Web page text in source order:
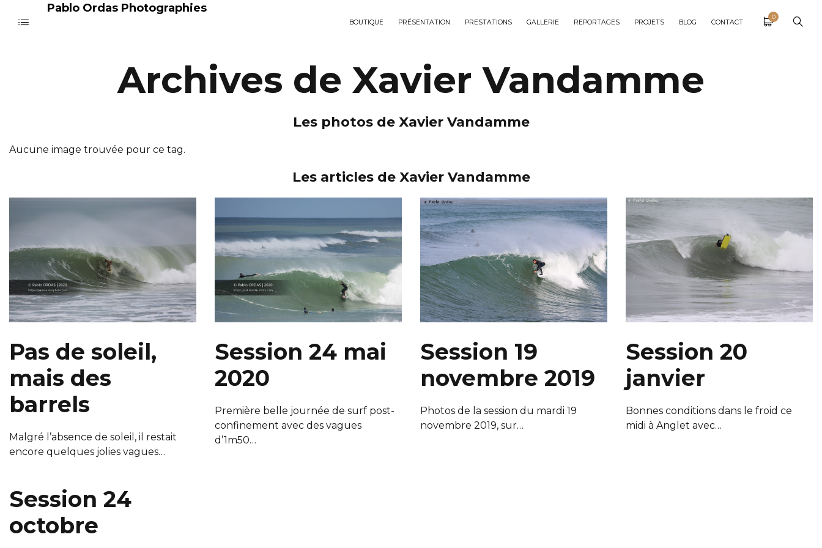
Pablo Ordas Photographies
BOUTIQUE PRÉSENTATION PRESTATIONS GALLERIE REPORTAGES PROJETS BLOG CONTACT
0
Archives de Xavier Vandamme
Les photos de Xavier Vandamme
Aucune image trouvée pour ce tag.
Les articles de Xavier Vandamme
Pas de soleil,
mais des
barrels
Malgré l’absence de soleil, il restait
encore quelques jolies vagues…
Session 24 mai
2020
Première belle journée de surf post-
confinement avec des vagues
d’1m50…
Session 19
novembre 2019
Photos de la session du mardi 19
novembre 2019, sur…
Session 20
janvier
Bonnes conditions dans le froid ce
midi à Anglet avec…
Session 24
octobre